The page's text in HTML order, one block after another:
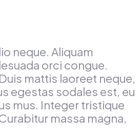
neque. Aliquam
orci congue.
mattis laoreet neque,
egestas sodales est, eu
mus. Integer tristique
massa magna,